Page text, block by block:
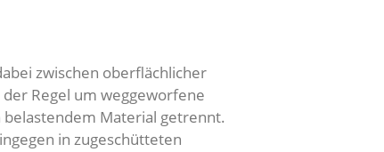
zwischen oberflächlicher
Regel um weggeworfene
belastendem Material getrennt.
in zugeschütteten